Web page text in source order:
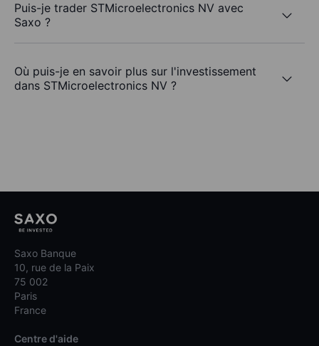
Puis-je trader STMicroelectronics NV avec
Saxo ?
Où puis-je en savoir plus sur l'investissement
dans STMicroelectronics NV ?
Saxo Banque
10, rue de la Paix
75 002
Paris
France
Centre d'aide